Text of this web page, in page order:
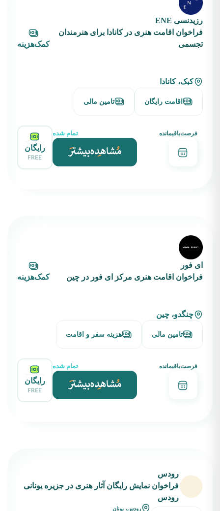
رزیدنسی ENE
فراخوان اقامت هنری در کانادا برای هنرمندان
تجسمی
کمک‌هزینه
کبک، کانادا
اقامت رایگان تامین مالی
فرصت‌باقیمانده تمام شده
رایگان
FREE
ای فور
فراخوان اقامت هنری مرکز ای فور در چین
کمک‌هزینه
چنگدو، چین
تامین مالی هزینه سفر و اقامت
فرصت‌باقیمانده تمام شده
رایگان
FREE
رودس
فراخوان نمایش رایگان آثار هنری در جزیره یونانی
رودس
رودس، یونان